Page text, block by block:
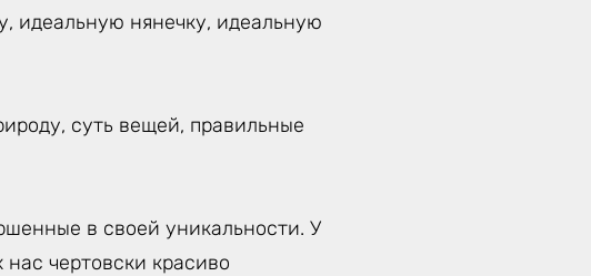
идеальную нянечку, идеальную
суть вещей, правильные
в своей уникальности. У
чертовски красиво